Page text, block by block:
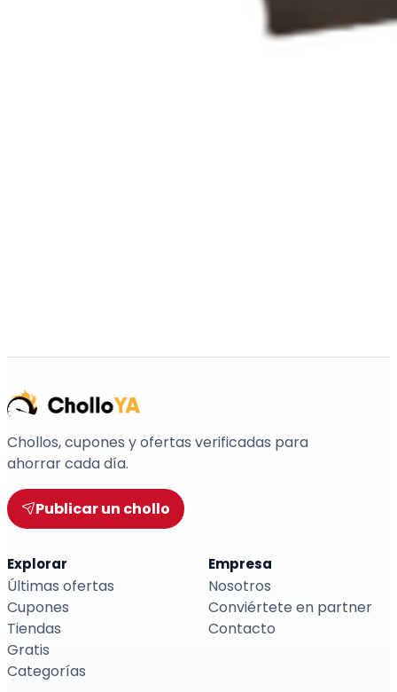
Chollos, cupones y ofertas verificadas para
ahorrar cada día.
Publicar un chollo
Explorar
Últimas ofertas
Cupones
Tiendas
Gratis
Categorías
Empresa
Nosotros
Conviértete en partner
Contacto